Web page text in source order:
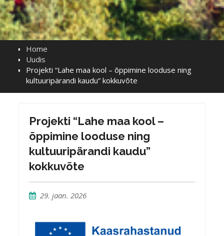
Home
Uudis
Projekti “Lahe maa kool – õppimine looduse ning
kultuuripärandi kaudu” kokkuvõte
Projekti “Lahe maa kool –
õppimine looduse ning
kultuuripärandi kaudu”
kokkuvõte
29. jaan. 2026